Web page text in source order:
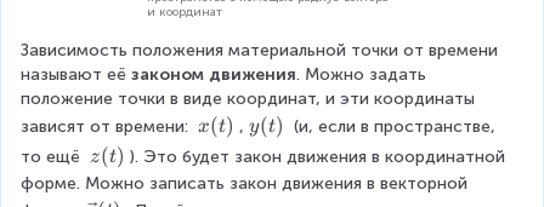
и координат
Зависимость положения материальной точки от времени
называют её законом движения. Можно задать
положение точки в виде координат, и эти координаты
зависят от времени: x
(
x(t) , y
(
y(t) (и, если в пространстве,
то ещё z
(
z(t) ). Это будет закон движения в координатной
форме. Можно записать закон движения в векторной